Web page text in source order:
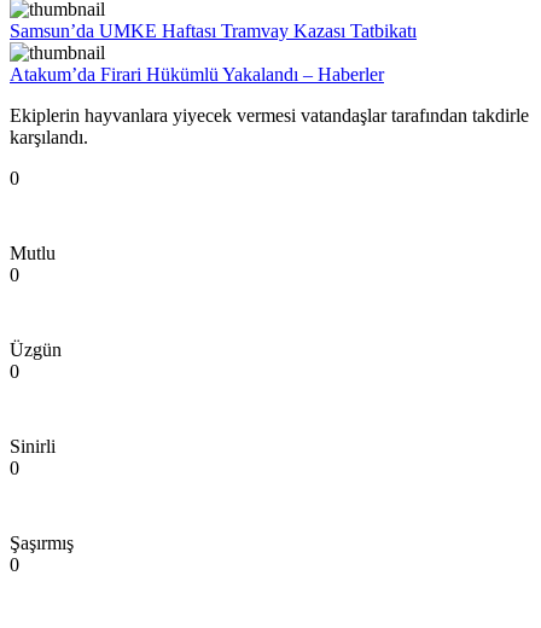
Samsun’da UMKE Haftası Tramvay Kazası Tatbikatı
Atakum’da Firari Hükümlü Yakalandı – Haberler
Ekiplerin hayvanlara yiyecek vermesi vatandaşlar tarafından takdirle
karşılandı.
0
Mutlu
0
Üzgün
0
Sinirli
0
Şaşırmış
0